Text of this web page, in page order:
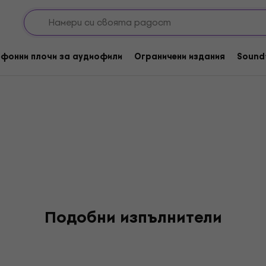
плочи за аудиофили Ограничени издания
Подобни изпълнители